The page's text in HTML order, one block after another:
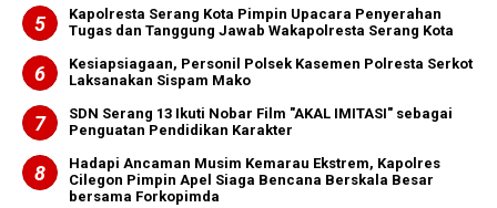
Kapolresta Serang Kota Pimpin Upacara Penyerahan
Tugas dan Tanggung Jawab Wakapolresta Serang Kota
Kesiapsiagaan, Personil Polsek Kasemen Polresta Serkot
Laksanakan Sispam Mako
SDN Serang 13 Ikuti Nobar Film "AKAL IMITASI" sebagai
Penguatan Pendidikan Karakter
Hadapi Ancaman Musim Kemarau Ekstrem, Kapolres
Cilegon Pimpin Apel Siaga Bencana Berskala Besar
bersama Forkopimda